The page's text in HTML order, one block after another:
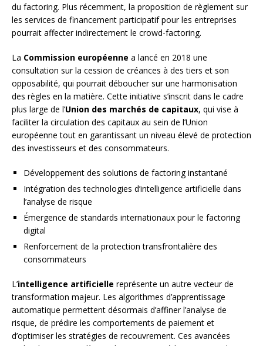
du factoring. Plus récemment, la proposition de règlement sur
les services de financement participatif pour les entreprises
pourrait affecter indirectement le crowd-factoring.
La Commission européenne a lancé en 2018 une
consultation sur la cession de créances à des tiers et son
opposabilité, qui pourrait déboucher sur une harmonisation
des règles en la matière. Cette initiative s’inscrit dans le cadre
plus large de l’Union des marchés de capitaux, qui vise à
faciliter la circulation des capitaux au sein de l’Union
européenne tout en garantissant un niveau élevé de protection
des investisseurs et des consommateurs.
Développement des solutions de factoring instantané
Intégration des technologies d’intelligence artificielle dans
l’analyse de risque
Émergence de standards internationaux pour le factoring
digital
Renforcement de la protection transfrontalière des
consommateurs
L’intelligence artificielle représente un autre vecteur de
transformation majeur. Les algorithmes d’apprentissage
automatique permettent désormais d’affiner l’analyse de
risque, de prédire les comportements de paiement et
d’optimiser les stratégies de recouvrement. Ces avancées